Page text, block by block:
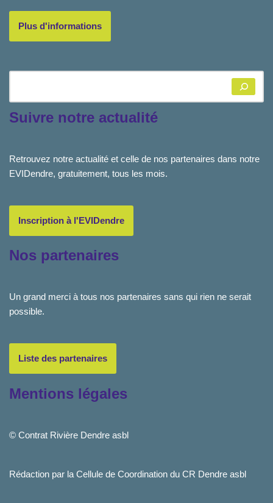
Plus d'informations
Suivre notre actualité
Retrouvez notre actualité et celle de nos partenaires dans notre
EVIDendre, gratuitement, tous les mois.
Inscription à l'EVIDendre
Nos partenaires
Un grand merci à tous nos partenaires sans qui rien ne serait
possible.
Liste des partenaires
Mentions légales
© Contrat Rivière Dendre asbl
Rédaction par la Cellule de Coordination du CR Dendre asbl